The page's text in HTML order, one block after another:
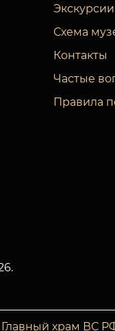
Экскурсии
Схема
Контакты
Частые
Правила
Главный храм ВС